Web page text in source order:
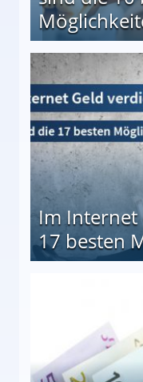
besten Möglichkeiten
Im Internet
17 besten